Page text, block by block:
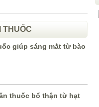
THUỐC
giúp sáng mắt từ bào
thuốc bổ thận từ hạt